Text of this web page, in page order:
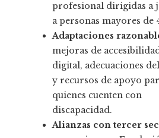
profesional dirigidas a
a personas mayores de
Adaptaciones
mejoras de
digital, adecuaciones
y recursos de apoyo
quienes cuenten con
discapacidad.
Alianzas con tercer